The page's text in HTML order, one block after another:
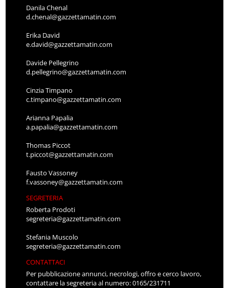
Danila Chenal
d.chenal@gazzettamatin.com
Erika David
e.david@gazzettamatin.com
Davide Pellegrino
d.pellegrino@gazzettamatin.com
Cinzia Timpano
c.timpano@gazzettamatin.com
Arianna Papalia
a.papalia@gazzettamatin.com
Thomas Piccot
t.piccot@gazzettamatin.com
Fausto Vassoney
f.vassoney@gazzettamatin.com
SEGRETERIA
Roberta Prodoti
segreteria@gazzettamatin.com
Stefania Muscolo
segreteria@gazzettamatin.com
CONTATTACI
Per pubblicazione annunci, necrologi, offro e cerco lavoro,
contattare la segreteria al numero: 0165/231711